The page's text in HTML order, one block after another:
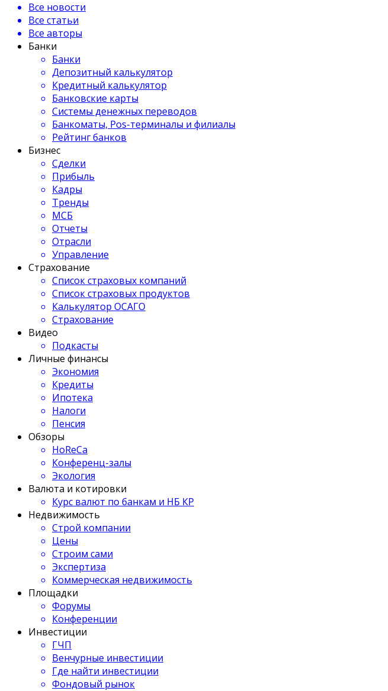
Все новости
Все статьи
Все авторы
Банки
Банки
Депозитный калькулятор
Кредитный калькулятор
Банковские карты
Системы денежных переводов
Банкоматы, Pos-терминалы и филиалы
Рейтинг банков
Бизнес
Сделки
Прибыль
Кадры
Тренды
МСБ
Отчеты
Отрасли
Управление
Страхование
Список страховых компаний
Список страховых продуктов
Калькулятор ОСАГО
Страхование
Видео
Подкасты
Личные финансы
Экономия
Кредиты
Ипотека
Налоги
Пенсия
Обзоры
HoReCa
Конференц-залы
Экология
Валюта и котировки
Курс валют по банкам и НБ КР
Недвижимость
Строй компании
Цены
Строим сами
Экспертиза
Коммерческая недвижимость
Площадки
Форумы
Конференции
Инвестиции
ГЧП
Венчурные инвестиции
Где найти инвестиции
Фондовый рынок